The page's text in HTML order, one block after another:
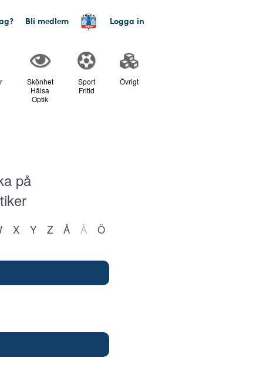
Bli medlem Logga in
Skönhet
Hälsa
Optik
Sport
Fritid
Övrigt
på
X Y Z Å Ä Ö